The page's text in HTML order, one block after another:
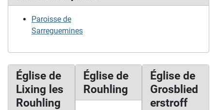
Paroisse de
Sarreguemines
Église de
Lixing les
Rouhling
Église de
Rouhling
Église de
Grosblied
erstroff